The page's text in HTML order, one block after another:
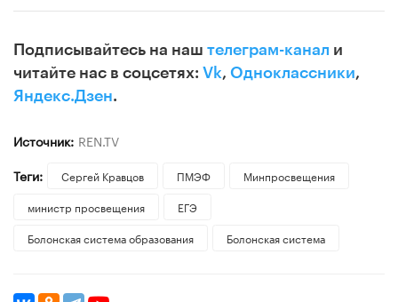
Подписывайтесь на наш телеграм-канал и
читайте нас в соцсетях: Vk, Одноклассники,
Яндекс.Дзен.
Источник: REN.TV
Теги:
Сергей Кравцов ПМЭФ
Минпросвещения
министр просвещения
ЕГЭ
Болонская система образования
Болонская система